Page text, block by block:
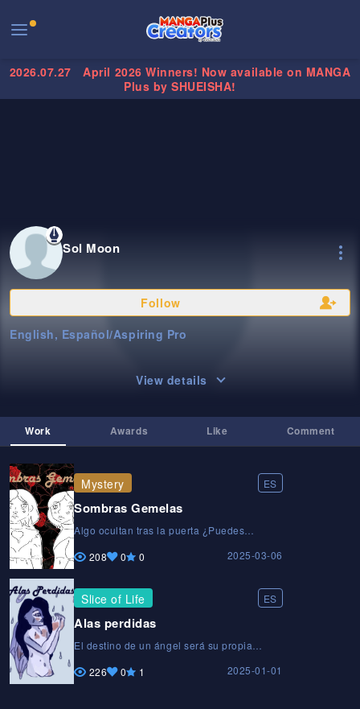
2026.07.27
April 2026 Winners! Now available on MANGA
Plus by SHUEISHA!
Sol Moon
Follow
English, Español/Aspiring Pro
View details
Work Awards Like Comment
Mystery ES
Sombras Gemelas
Algo ocultan tras la puerta ¿Puedes
puerta ¿Puedes preguntarte que es?Algo
208 0 0 2025-03-06
Slice of Life ES
Alas perdidas
El destino de un ángel será su propia
propia decisión.El destino de un ángel será
226 0 1 2025-01-01